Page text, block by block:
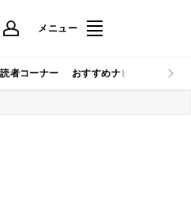
メニュー
読者コーナー おすすめナビ マイナビ